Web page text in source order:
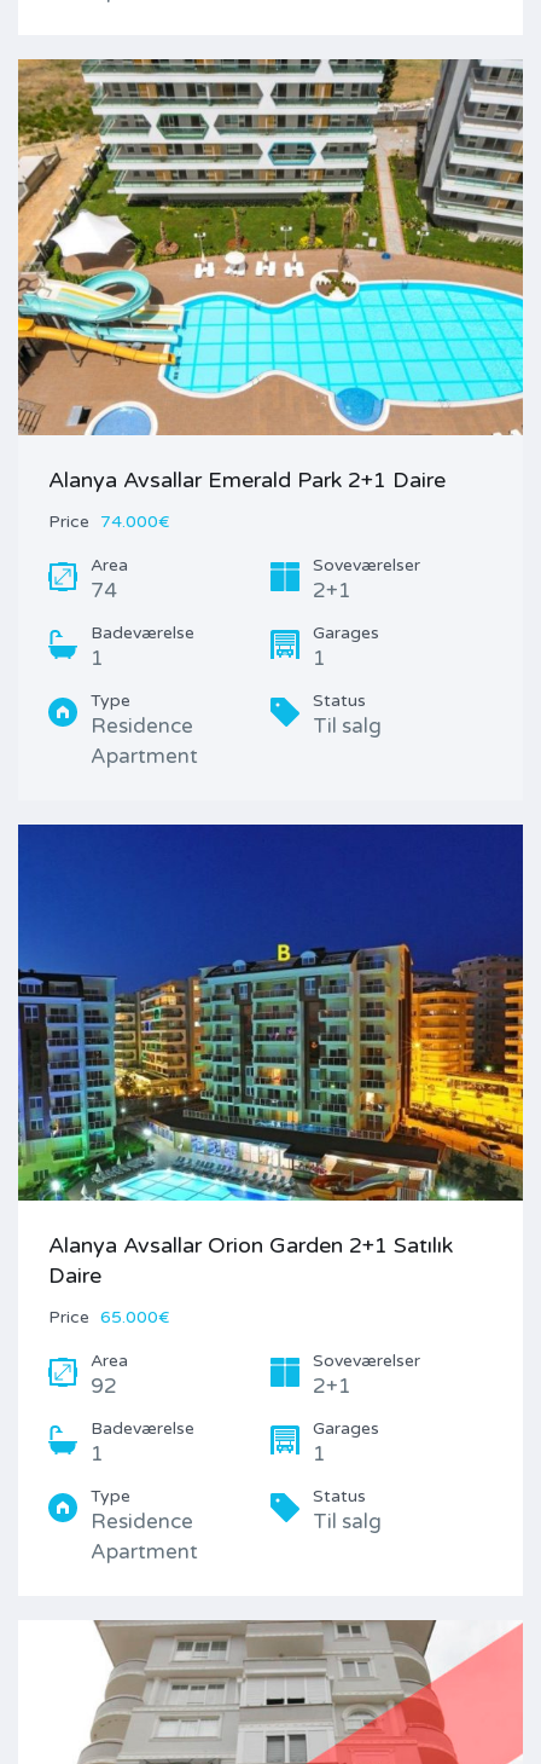
Alanya Avsallar Emerald Park 2+1 Daire
Price 74.000€
Area
74
Soveværelser
2+1
Badeværelse
1
Garages
1
Type
Residence
Apartment
Status
Til salg
Alanya Avsallar Orion Garden 2+1 Satılık
Daire
Price 65.000€
Area
92
Soveværelser
2+1
Badeværelse
1
Garages
1
Type
Residence
Apartment
Status
Til salg